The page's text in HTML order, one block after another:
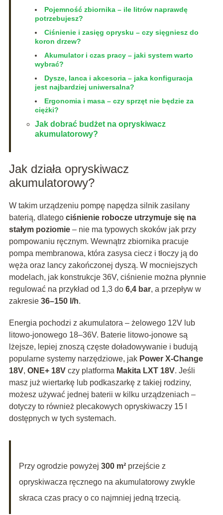
Pojemność zbiornika – ile litrów naprawdę
potrzebujesz?
Ciśnienie i zasięg oprysku – czy sięgniesz do
koron drzew?
Akumulator i czas pracy – jaki system warto
wybrać?
Dysze, lanca i akcesoria – jaka konfiguracja
jest najbardziej uniwersalna?
Ergonomia i masa – czy sprzęt nie będzie za
ciężki?
Jak dobrać budżet na opryskiwacz
akumulatorowy?
Jak działa opryskiwacz
akumulatorowy?
W takim urządzeniu pompę napędza silnik zasilany
baterią, dlatego ciśnienie robocze utrzymuje się na
stałym poziomie– nie ma typowych skoków jak przy
pompowaniu ręcznym. Wewnątrz zbiornika pracuje
pompa membranowa, która zasysa ciecz i tłoczy ją do
węża oraz lancy zakończonej dyszą. W mocniejszych
modelach, jak konstrukcje 36V, ciśnienie można płynnie
regulować na przykład od 1,3 do 6,4 bar, a przepływ w
zakresie 36–150 l/h.
Energia pochodzi z akumulatora – żelowego 12V lub
litowo‑jonowego 18–36V. Baterie litowo‑jonowe są
lżejsze, lepiej znoszą częste doładowywanie i budują
popularne systemy narzędziowe, jak Power X‑Change
18V, ONE+ 18Vczy platforma Makita LXT 18V. Jeśli
masz już wiertarkę lub podkaszarkę z takiej rodziny,
możesz używać jednej baterii w kilku urządzeniach –
dotyczy to również plecakowych opryskiwaczy 15 l
dostępnych w tych systemach.
Przy ogrodzie powyżej 300 m²przejście z
opryskiwacza ręcznego na akumulatorowy zwykle
skraca czas pracy o co najmniej jedną trzecią.